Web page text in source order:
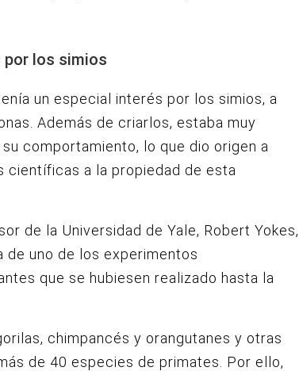
por los simios
un especial interés por los simios, a
Además de criarlos, estaba muy
comportamiento, lo que dio origen a
científicas a la propiedad de esta
de la Universidad de Yale, Robert Yokes,
uno de los experimentos
que se hubiesen realizado hasta la
chimpancés y orangutanes y otras
de 40 especies de primates. Por ello,